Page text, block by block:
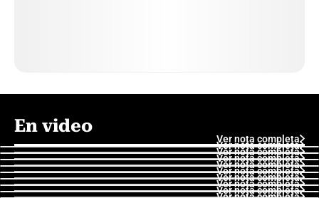
En video
Ver nota completa
Ver nota completa
Ver nota completa
Ver nota completa
Ver nota completa
Ver nota completa
Ver nota completa
Ver nota completa
Ver nota completa